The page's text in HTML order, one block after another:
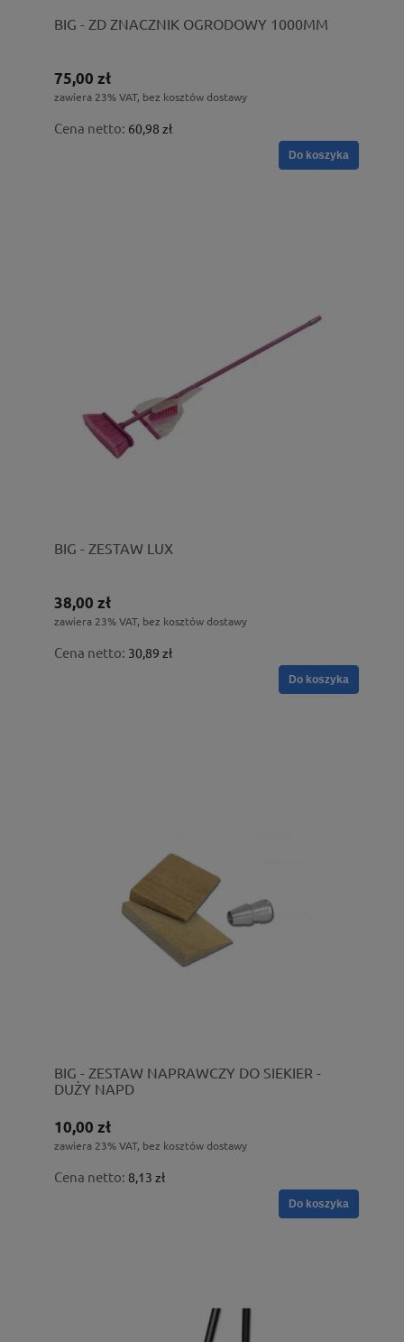
BIG - ZD ZNACZNIK OGRODOWY 1000MM
75,00 zł
zawiera 23% VAT, bez kosztów dostawy
Cena netto: 60,98 zł
Do koszyka
BIG - ZESTAW LUX
38,00 zł
zawiera 23% VAT, bez kosztów dostawy
Cena netto: 30,89 zł
Do koszyka
BIG - ZESTAW NAPRAWCZY DO SIEKIER -
DUŻY NAPD
10,00 zł
zawiera 23% VAT, bez kosztów dostawy
Cena netto: 8,13 zł
Do koszyka